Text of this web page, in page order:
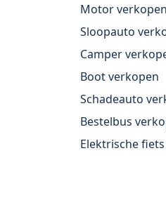
Motor verkopen
Sloopauto
Camper
Boot verkopen
Schadeauto
Bestelbus
Elektrische